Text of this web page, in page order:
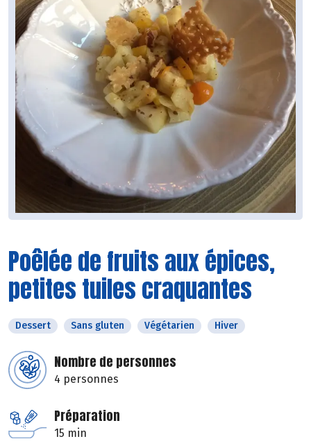
Poêlée de fruits aux épices,
petites tuiles craquantes
Dessert Sans gluten Végétarien Hiver
Nombre de personnes
4 personnes
Préparation
15 min